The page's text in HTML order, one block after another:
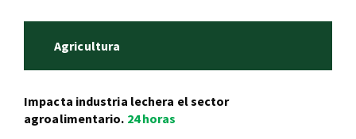
Agricultura
Impacta industria lechera el sector
agroalimentario. 24 horas